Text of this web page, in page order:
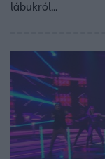
lábukról...